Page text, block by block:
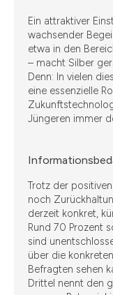
Ein attraktiver
wachsender
etwa in den
– macht Silber
Denn: In vielen
eine essenzielle
Jüngeren immer
Trotz der
noch
derzeit konkret,
Rund 70 Prozent
sind
über die
Befragten sehen
Drittel nennt den